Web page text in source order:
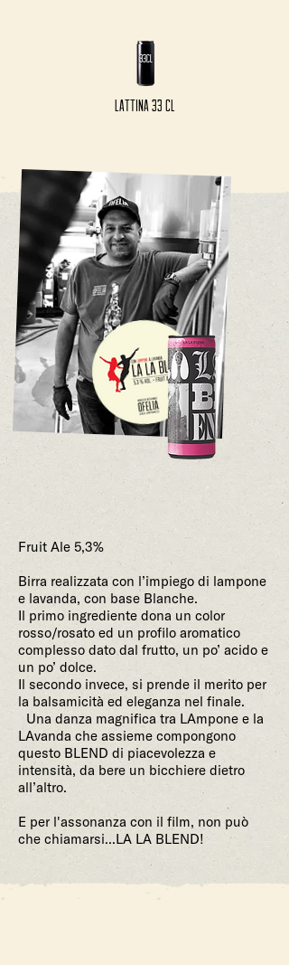
Lattina 33 cl
Fruit Ale 5,3%
Birra realizzata con l’impiego di lampone
e lavanda, con base Blanche.
Il primo ingrediente dona un color
rosso/rosato ed un profilo aromatico
complesso dato dal frutto, un po’ acido e
un po’ dolce.
Il secondo invece, si prende il merito per
la balsamicità ed eleganza nel finale.
Una danza magnifica tra LAmpone e la
LAvanda che assieme compongono
questo BLEND di piacevolezza e
intensità, da bere un bicchiere dietro
all’altro.
E per l'assonanza con il film, non può
che chiamarsi...LA LA BLEND!